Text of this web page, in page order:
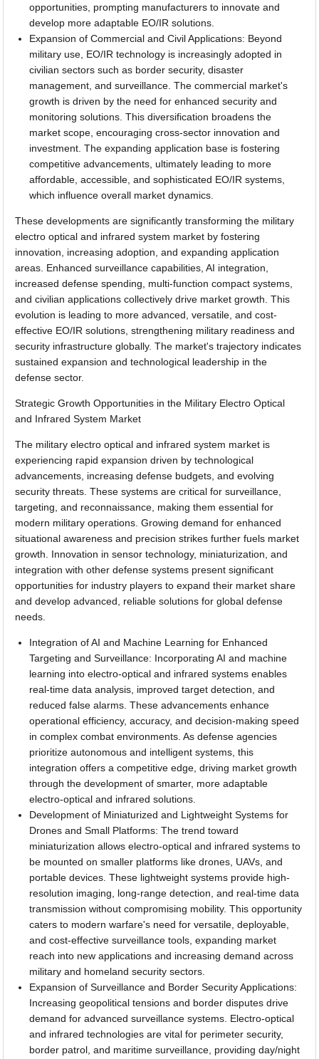
opportunities, prompting manufacturers to innovate and
develop more adaptable EO/IR solutions.
Expansion of Commercial and Civil Applications: Beyond
military use, EO/IR technology is increasingly adopted in
civilian sectors such as border security, disaster
management, and surveillance. The commercial market's
growth is driven by the need for enhanced security and
monitoring solutions. This diversification broadens the
market scope, encouraging cross-sector innovation and
investment. The expanding application base is fostering
competitive advancements, ultimately leading to more
affordable, accessible, and sophisticated EO/IR systems,
which influence overall market dynamics.
These developments are significantly transforming the military
electro optical and infrared system market by fostering
innovation, increasing adoption, and expanding application
areas. Enhanced surveillance capabilities, AI integration,
increased defense spending, multi-function compact systems,
and civilian applications collectively drive market growth. This
evolution is leading to more advanced, versatile, and cost-
effective EO/IR solutions, strengthening military readiness and
security infrastructure globally. The market's trajectory indicates
sustained expansion and technological leadership in the
defense sector.
Strategic Growth Opportunities in the Military Electro Optical
and Infrared System Market
The military electro optical and infrared system market is
experiencing rapid expansion driven by technological
advancements, increasing defense budgets, and evolving
security threats. These systems are critical for surveillance,
targeting, and reconnaissance, making them essential for
modern military operations. Growing demand for enhanced
situational awareness and precision strikes further fuels market
growth. Innovation in sensor technology, miniaturization, and
integration with other defense systems present significant
opportunities for industry players to expand their market share
and develop advanced, reliable solutions for global defense
needs.
Integration of AI and Machine Learning for Enhanced
Targeting and Surveillance: Incorporating AI and machine
learning into electro-optical and infrared systems enables
real-time data analysis, improved target detection, and
reduced false alarms. These advancements enhance
operational efficiency, accuracy, and decision-making speed
in complex combat environments. As defense agencies
prioritize autonomous and intelligent systems, this
integration offers a competitive edge, driving market growth
through the development of smarter, more adaptable
electro-optical and infrared solutions.
Development of Miniaturized and Lightweight Systems for
Drones and Small Platforms: The trend toward
miniaturization allows electro-optical and infrared systems to
be mounted on smaller platforms like drones, UAVs, and
portable devices. These lightweight systems provide high-
resolution imaging, long-range detection, and real-time data
transmission without compromising mobility. This opportunity
caters to modern warfare's need for versatile, deployable,
and cost-effective surveillance tools, expanding market
reach into new applications and increasing demand across
military and homeland security sectors.
Expansion of Surveillance and Border Security Applications:
Increasing geopolitical tensions and border disputes drive
demand for advanced surveillance systems. Electro-optical
and infrared technologies are vital for perimeter security,
border patrol, and maritime surveillance, providing day/night